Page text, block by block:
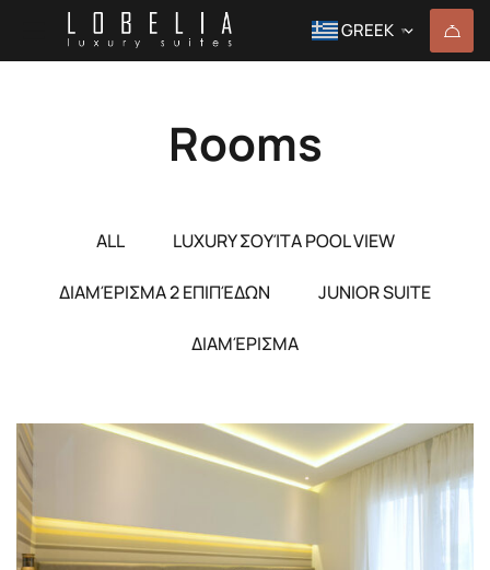
GREEK ▼
Rooms
ALL LUXURY ΣΟΥΊΤΑ POOL VIEW
ΔΙΑΜΈΡΙΣΜΑ 2 ΕΠΙΠΈΔΩΝ JUNIOR SUITE
ΔΙΑΜΈΡΙΣΜΑ